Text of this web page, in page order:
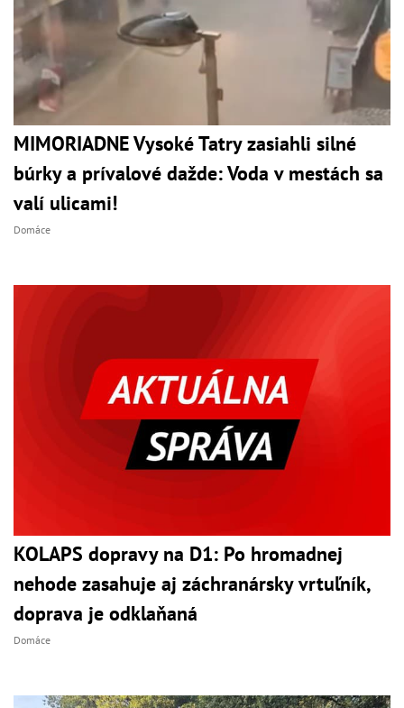
MIMORIADNE Vysoké Tatry zasiahli silné
búrky a prívalové dažde: Voda v mestách sa
valí ulicami!
Domáce
KOLAPS dopravy na D1: Po hromadnej
nehode zasahuje aj záchranársky vrtuľník,
doprava je odklaňaná
Domáce